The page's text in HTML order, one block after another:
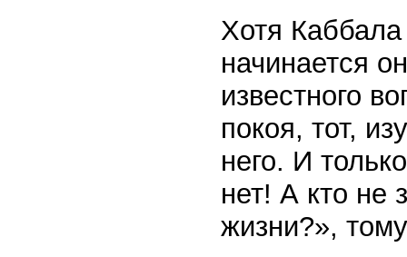
Хотя Каббала
начинается
известного
покоя, тот,
него. И
нет! А кто не
жизни?»,